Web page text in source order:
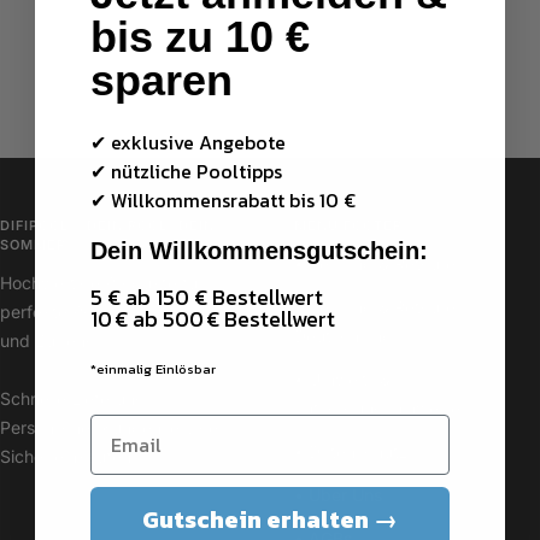
DIFIPOOL – DEIN POOL. DEIN
SOMMER.
Hochwertige Produkte für
perfekte Poolpflege, Technik
und Zubehör.
Schnelle Lieferung |
Persönlicher Kundenservice |
Sicher einkaufen
• Versand & Retoure
• Versand & Retoure
bis zu 10 €
sparen
✔ exklusive Angebote
✔ nützliche Pooltipps
✔ Willkommensrabatt bis 10 €
Dein Willkommensgutschein:
5 € ab 150 € Bestellwert
10 € ab 500 € Bestellwert
*einmalig Einlösbar
Gutschein erhalten →